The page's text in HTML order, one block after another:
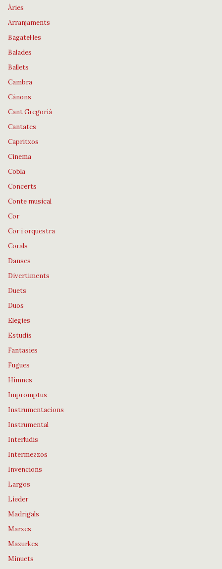
Àries
Arranjaments
Bagatel·les
Balades
Ballets
Cambra
Cànons
Cant Gregorià
Cantates
Capritxos
Cinema
Cobla
Concerts
Conte musical
Cor
Cor i orquestra
Corals
Danses
Divertiments
Duets
Duos
Elegies
Estudis
Fantasies
Fugues
Himnes
Impromptus
Instrumentacions
Instrumental
Interludis
Intermezzos
Invencions
Largos
Lieder
Madrigals
Marxes
Mazurkes
Minuets